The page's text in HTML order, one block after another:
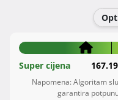
Super cijena
Napomena: Algoritam
garantira